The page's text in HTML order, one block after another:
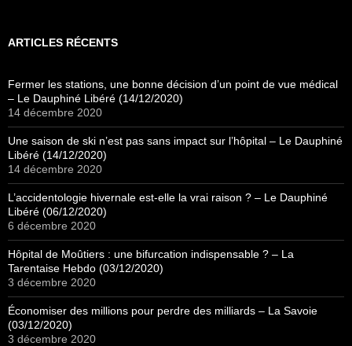
ARTICLES RÉCENTS
Fermer les stations, une bonne décision d’un point de vue médical
– Le Dauphiné Libéré (14/12/2020)
14 décembre 2020
Une saison de ski n’est pas sans impact sur l’hôpital – Le Dauphiné
Libéré (14/12/2020)
14 décembre 2020
L’accidentologie hivernale est-elle la vrai raison ? – Le Dauphiné
Libéré (06/12/2020)
6 décembre 2020
Hôpital de Moûtiers : une bifurcation indispensable ? – La
Tarentaise Hebdo (03/12/2020)
3 décembre 2020
Économiser des millions pour perdre des milliards – La Savoie
(03/12/2020)
3 décembre 2020